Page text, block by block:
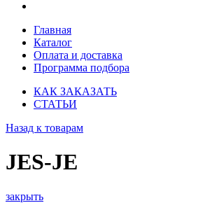
Главная
Каталог
Оплата и доставка
Программа подбора
КАК ЗАКАЗАТЬ
СТАТЬИ
Назад к товарам
JES-JE
закрыть